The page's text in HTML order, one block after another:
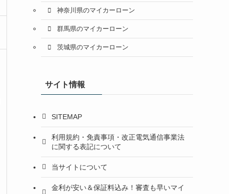
神奈川県のマイカーローン
群馬県のマイカーローン
茨城県のマイカーローン
サイト情報
SITEMAP
利用規約・免責事項・改正電気通信事業法
に関する表記について
当サイトについて
金利が安い＆保証料込み！審査も早いマイ